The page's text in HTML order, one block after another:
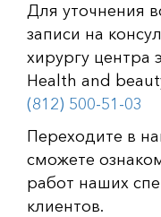
Для уточнения
записи на
хирургу центра
Health and
(812) 500-51-03
Переходите в
сможете
работ наших
клиентов.